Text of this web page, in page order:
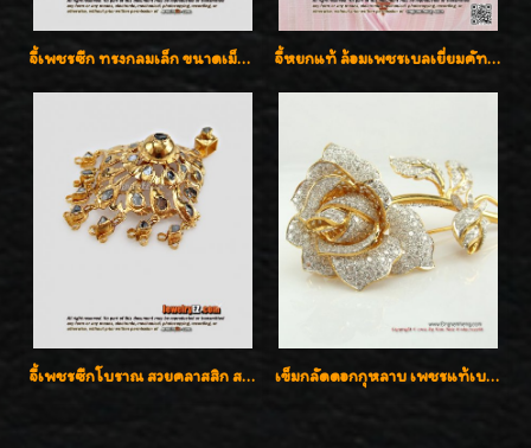
จี้เพชรซีก ทรงกลมเล็ก ขนาดเม็ดกระดุม สวยๆ จี้หยกแท้ ล้อมเพชรเบลเยี่ยมคัท ราคาพิเศษไม่แพงค่ะ
จี้เพชรซีกโบราณ สวยคลาสสิก สภาพสมบูรณ์สุดๆค่ะ เข็มกลัดดอกกุหลาบ เพชรแท้เบลเยี่ยมคัต งานปราณีตค่ะ